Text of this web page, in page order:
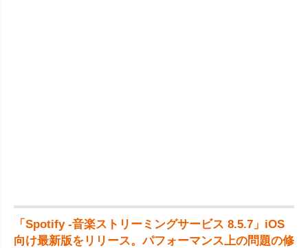
「Spotify -音楽ストリーミングサービス 8.5.7」iOS
向け最新版をリリース。パフォーマンス上の問題の修